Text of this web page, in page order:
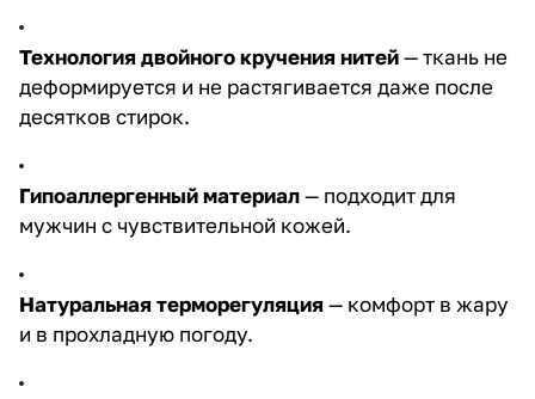
Технология двойного кручения нитей— ткань не
деформируется и не растягивается даже после
десятков стирок.
Гипоаллергенный материал— подходит для
мужчин с чувствительной кожей.
Натуральная терморегуляция— комфорт в жару
и в прохладную погоду.